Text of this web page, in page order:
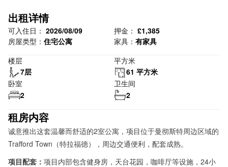
出租详情
可入住日： 2026/08/09 押金： £1,385
房屋类型： 住宅公寓 家具： 有家具
楼层
7层
平方米
61 平方米
卧室
2
卫生间
2
租房内容
诚意推出这套温馨而舒适的2室公寓，项目位于曼彻斯特周边区域的
Trafford Town（特拉福德），周边交通便利，配套成熟。
项目配套： 项目内部包含健身房，天台花园，咖啡厅等设施，24小